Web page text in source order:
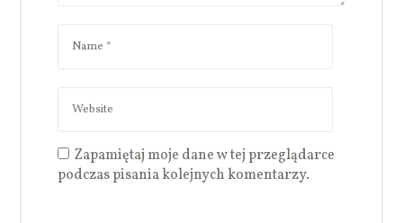
Zapamiętaj moje dane w tej przeglądarce
podczas pisania kolejnych komentarzy.